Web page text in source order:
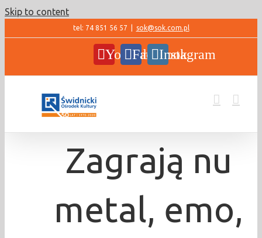
Skip to content
tel: 74 851 56 57 sok@sok.com.pl
YouTubeFacebookInstagram
Zagrają nu
metal, emo,